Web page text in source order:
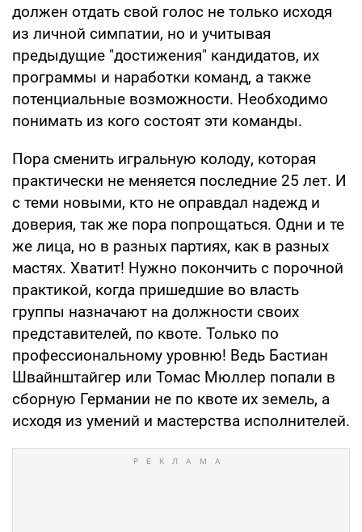
должен отдать свой голос не только исходя
из личной симпатии, но и учитывая
предыдущие "достижения" кандидатов, их
программы и наработки команд, а также
потенциальные возможности. Необходимо
понимать из кого состоят эти команды.
Пора сменить игральную колоду, которая
практически не меняется последние 25 лет. И
с теми новыми, кто не оправдал надежд и
доверия, так же пора попрощаться. Одни и те
же лица, но в разных партиях, как в разных
мастях. Хватит! Нужно покончить с порочной
практикой, когда пришедшие во власть
группы назначают на должности своих
представителей, по квоте. Только по
профессиональному уровню! Ведь Бастиан
Швайнштайгер или Томас Мюллер попали в
сборную Германии не по квоте их земель, а
исходя из умений и мастерства исполнителей.